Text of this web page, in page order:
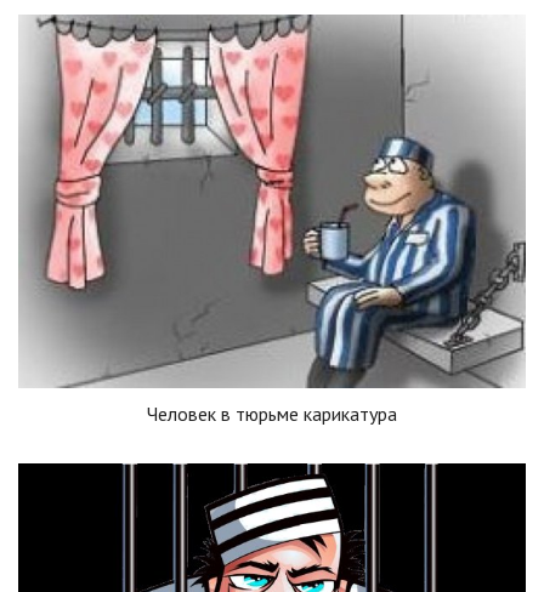
Человек в тюрьме карикатура